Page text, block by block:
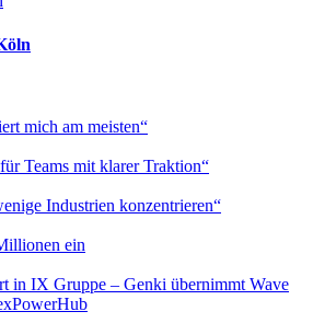
mich am meisten“
Teams mit klarer Traktion“
Industrien konzentrieren“
ein
in IX Gruppe – Genki übernimmt Wave